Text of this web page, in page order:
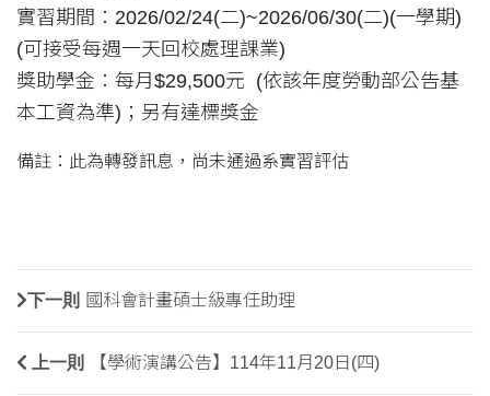
實習期間：2026/02/24(二)~2026/06/30(二)(一學期)
(可接受每週一天回校處理課業)
獎助學金：每月$29,500元 (依該年度勞動部公告基
本工資為準)；另有達標獎金
備註：此為轉發訊息，尚未通過系實習評估
下一則 國科會計畫碩士級專任助理
上一則 【學術演講公告】114年11月20日(四)